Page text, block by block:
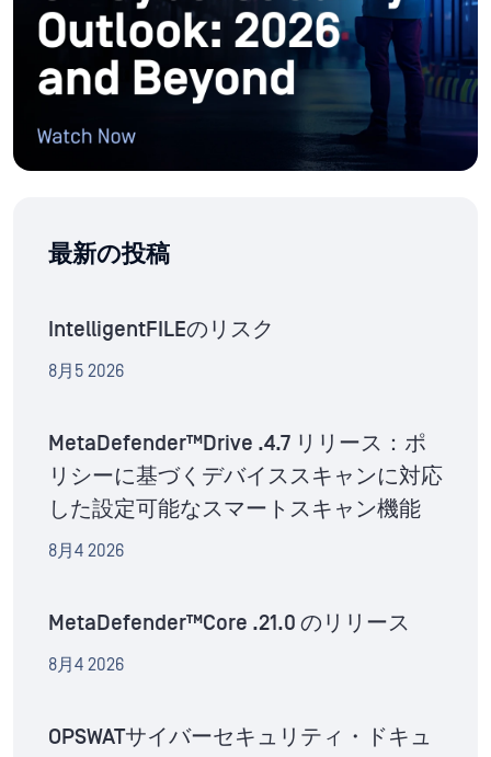
最新の投稿
IntelligentFILEのリスク
8月5 2026
MetaDefender™Drive .4.7 リリース：ポ
リシーに基づくデバイススキャンに対応
した設定可能なスマートスキャン機能
8月4 2026
MetaDefender™Core .21.0 のリリース
8月4 2026
OPSWATサイバーセキュリティ・ドキュ